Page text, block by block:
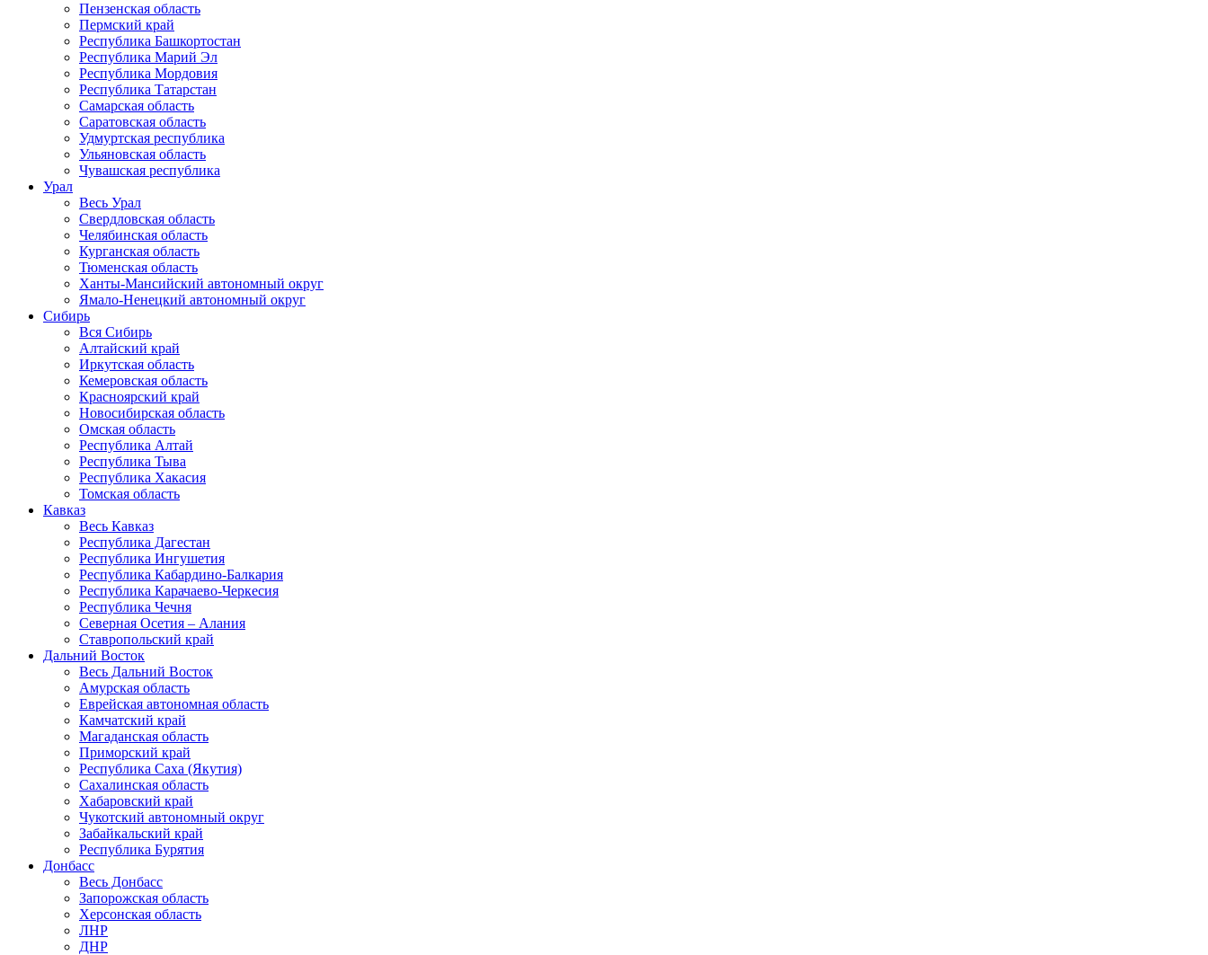
Пензенская область
Пермский край
Республика Башкортостан
Республика Марий Эл
Республика Мордовия
Республика Татарстан
Самарская область
Саратовская область
Удмуртская республика
Ульяновская область
Чувашская республика
Урал
Весь Урал
Свердловская область
Челябинская область
Курганская область
Тюменская область
Ханты-Мансийский автономный округ
Ямало-Ненецкий автономный округ
Сибирь
Вся Сибирь
Алтайский край
Иркутская область
Кемеровская область
Красноярский край
Новосибирская область
Омская область
Республика Алтай
Республика Тыва
Республика Хакасия
Томская область
Кавказ
Весь Кавказ
Республика Дагестан
Республика Ингушетия
Республика Кабардино-Балкария
Республика Карачаево-Черкесия
Республика Чечня
Северная Осетия – Алания
Ставропольский край
Дальний Восток
Весь Дальний Восток
Амурская область
Еврейская автономная область
Камчатский край
Магаданская область
Приморский край
Республика Саха (Якутия)
Сахалинская область
Хабаровский край
Чукотский автономный округ
Забайкальский край
Республика Бурятия
Донбасс
Весь Донбасс
Запорожская область
Херсонская область
ЛНР
ДНР